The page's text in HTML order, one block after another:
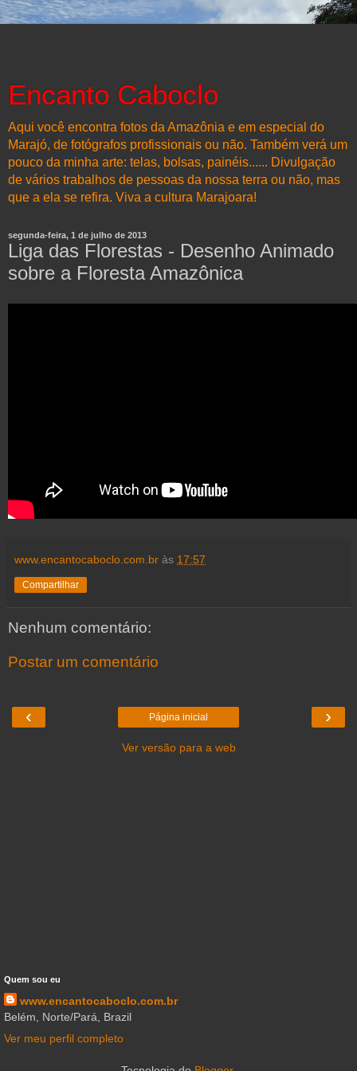
Encanto Caboclo
Aqui você encontra fotos da Amazônia e em especial do
Marajó, de fotógrafos profissionais ou não. Também verá um
pouco da minha arte: telas, bolsas, painéis...... Divulgação
de vários trabalhos de pessoas da nossa terra ou não, mas
que a ela se refira. Viva a cultura Marajoara!
segunda-feira, 1 de julho de 2013
Liga das Florestas - Desenho Animado
sobre a Floresta Amazônica
www.encantocaboclo.com.br às 17:57
Compartilhar
Nenhum comentário:
Postar um comentário
‹ ›
Página inicial
Ver versão para a web
Quem sou eu
www.encantocaboclo.com.br
Belém, Norte/Pará, Brazil
Ver meu perfil completo